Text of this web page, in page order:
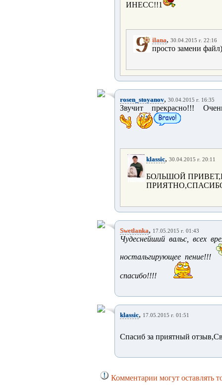
ИНЕСС!!1
ilana, 30.04.2015 г. 22:16
просто замени
rosen_stoyanov, 30.04.2015 г. 16:35
Звучит прекрасно!!!
klassic, 30.04.2015 г. 20:11
БОЛЬШОЙ
Swetlanka, 17.05.2015 г. 01:43
Чудеснейший вальс, всех
ностальгирующее пение!!!
спасибо!!!!
klassic, 17.05.2015 г. 01:51
Спасиб за приятный
Комментарии могут оставлять